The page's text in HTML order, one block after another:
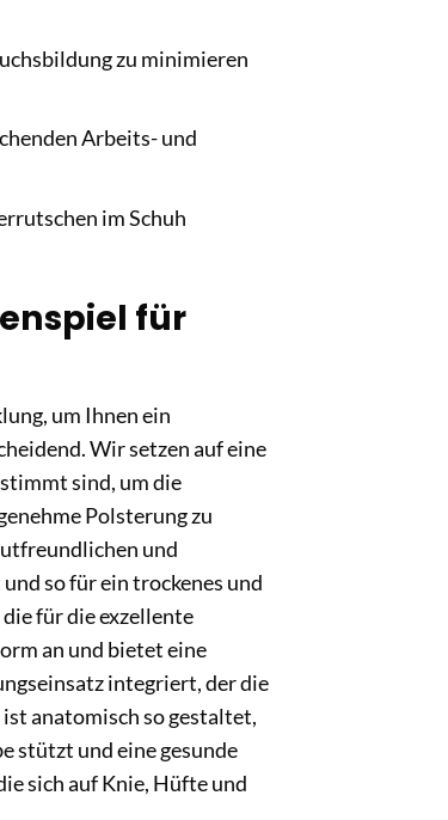
zu minimieren
Arbeits- und
im Schuh
für
um Ihnen ein
Wir setzen auf eine
sind, um die
Polsterung zu
und
so für ein trockenes und
für die exzellente
an und bietet eine
integriert, der die
anatomisch so gestaltet,
stützt und eine gesunde
sich auf Knie, Hüfte und